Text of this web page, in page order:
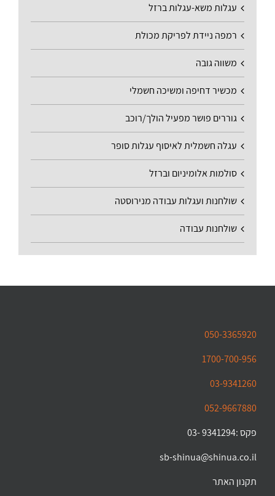
עגלות משא-עגלות ברזל
רמפה ניידת לפריקת מכולת
משווה גובה
מכשיר דחיפה ומשיכה חשמלי
גוררים פושר מפעיל הולך/רוכב
עגלה חשמלית לאיסוף עגלות סופר
סולמות אלומיניום וברזל
שולחנות ועגלות עבודה מנירוסטה
שולחנות עבודה
050-3365920
1700-700-956
03-9341260
052-9667880
פקס :9341294 -03
sb-shinua@shinua.co.il
תקנון האתר